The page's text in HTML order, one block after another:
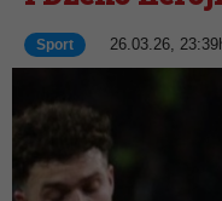
Sport 26.03.26,